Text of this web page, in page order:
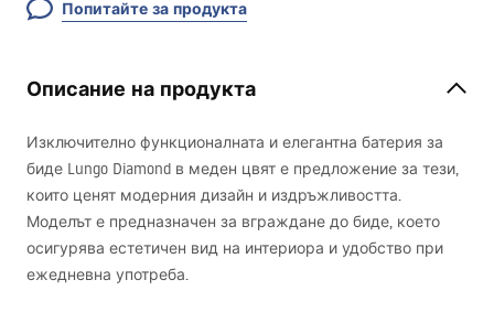
Попитайте за продукта
Описание на продукта
Изключително функционалната и елегантна батерия за
биде Lungo Diamond в меден цвят е предложение за тези,
които ценят модерния дизайн и издръжливостта.
Моделът е предназначен за вграждане до биде, което
осигурява естетичен вид на интериора и удобство при
ежедневна употреба.